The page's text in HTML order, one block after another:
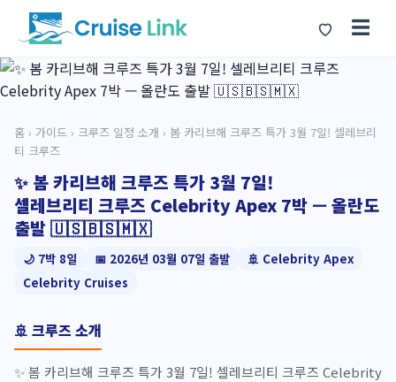
☰
홈 › 가이드 › 크루즈 일정 소개 › 봄 카리브해 크루즈 특가 3월 7일! 셀레브리
티 크루즈
✨ 봄 카리브해 크루즈 특가 3월 7일!
셀레브리티 크루즈 Celebrity Apex 7박 — 올란도
출발 🇺🇸🇧🇸🇲🇽
🌙 7박 8일 📅 2026년 03월 07일 출발
🚢 Celebrity Apex
Celebrity Cruises
🚢 크루즈 소개
✨ 봄 카리브해 크루즈 특가 3월 7일! 셀레브리티 크루즈 Celebrity